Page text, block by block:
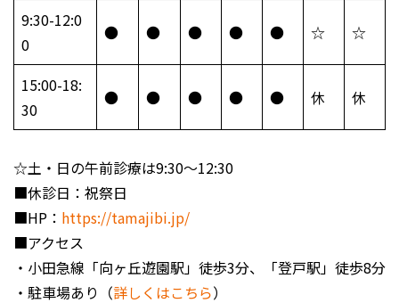
9:30-12:0
0
● ● ● ● ● ☆ ☆
15:00-18:
30
● ● ● ● ● 休 休
☆土・日の午前診療は9:30〜12:30
■休診日：祝祭日
■HP： https://tamajibi.jp/
■アクセス
・小田急線「向ヶ丘遊園駅」徒歩3分、「登戸駅」徒歩8分
・駐車場あり（詳しくはこちら）